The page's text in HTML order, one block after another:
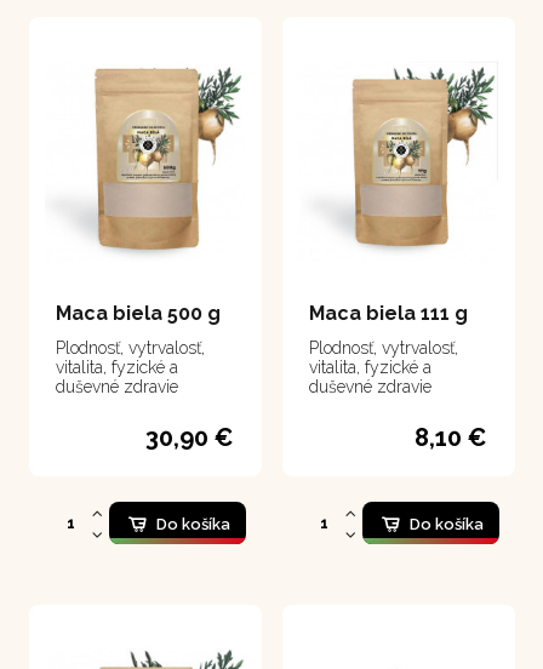
Maca biela 500 g
Plodnosť, vytrvalosť,
vitalita, fyzické a
duševné zdravie
30,90 €
Do košíka
Maca biela 111 g
Plodnosť, vytrvalosť,
vitalita, fyzické a
duševné zdravie
8,10 €
Do košíka